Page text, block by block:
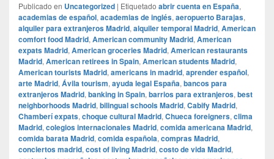
Publicado en Uncategorized | Etiquetado abrir cuenta en España,
academias de español, academias de inglés, aeropuerto Barajas,
alquiler para extranjeros Madrid, alquiler temporal Madrid, American
comfort food Madrid, American community Madrid, American
expats Madrid, American groceries Madrid, American restaurants
Madrid, American retirees in Spain, American students Madrid,
American tourists Madrid, americans in madrid, aprender español,
arte Madrid, Ávila tourism, ayuda legal España, bancos para
extranjeros Madrid, banking in Spain, barrios para extranjeros, best
neighborhoods Madrid, bilingual schools Madrid, Cabify Madrid,
Chamberí expats, choque cultural Madrid, Chueca foreigners, clima
Madrid, colegios internacionales Madrid, comida americana Madrid,
comida barata Madrid, comida española, compras Madrid,
conciertos madrid, cost of living Madrid, costo de vida Madrid,